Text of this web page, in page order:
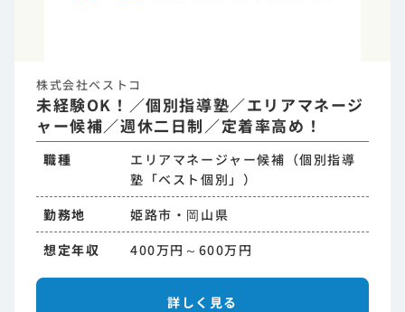
株式会社ベストコ
未経験OK！／個別指導塾／エリアマネージ
ャー候補／週休二日制／定着率高め！
職種
エリアマネージャー候補（個別指導
塾「ベスト個別」）
勤務地
姫路市・岡山県
想定年収
400万円～600万円
詳しく見る